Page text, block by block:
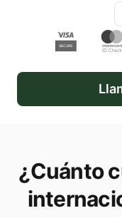
¿Cuánto